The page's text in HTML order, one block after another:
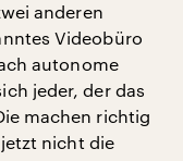
anderen
Videobüro
autonome
jeder, der das
machen richtig
nicht die